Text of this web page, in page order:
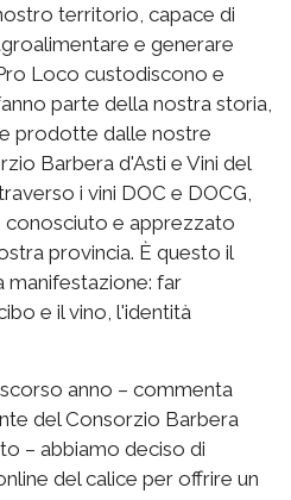
territorio, capace di
e generare
Loco custodiscono e
parte della nostra storia,
prodotte dalle nostre
Barbera d'Asti e Vini del
i vini DOC e DOCG,
e apprezzato
provincia. È questo il
manifestazione: far
e il vino, l'identità
anno – commenta
del Consorzio Barbera
– abbiamo deciso di
del calice per offrire un